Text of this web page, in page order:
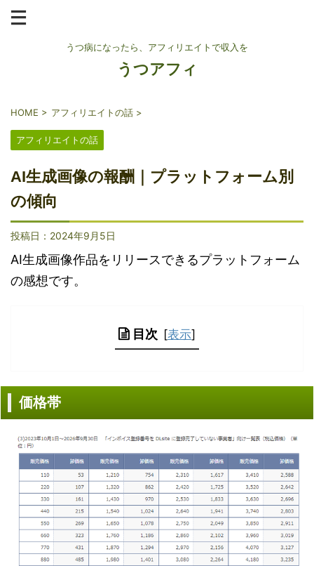
うつ病になったら、アフィリエイトで収入を
うつアフィ
HOME > アフィリエイトの話 >
アフィリエイトの話
AI生成画像の報酬｜プラットフォーム別
の傾向
投稿日： 2024年9月5日
AI生成画像作品をリリースできるプラットフォーム
の感想です。
目次 [表示]
価格帯